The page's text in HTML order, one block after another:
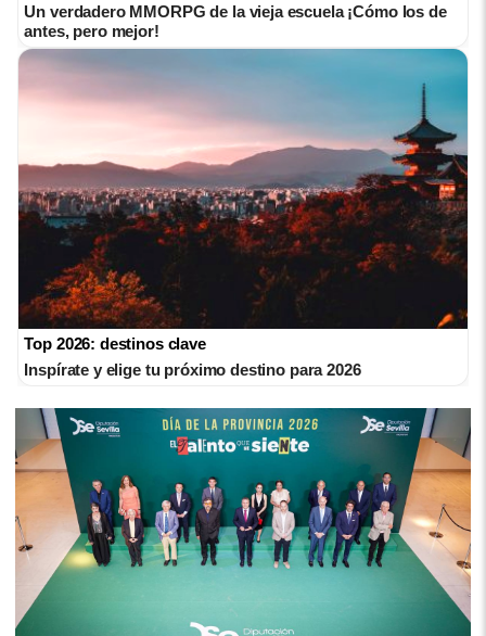
Un verdadero MMORPG de la vieja escuela ¡Cómo los de
antes, pero mejor!
Top 2026: destinos clave
Inspírate y elige tu próximo destino para 2026